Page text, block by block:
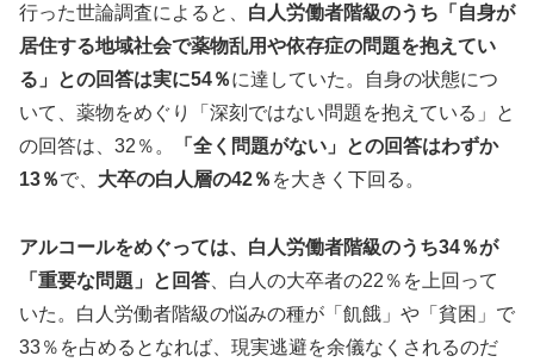
行った世論調査によると、 白人労働者階級のうち「自身が
居住する地域社会で薬物乱用や依存症の問題を抱えてい
る」との回答は実に54％に達していた。自身の状態につ
いて、薬物をめぐり「深刻ではない問題を抱えている」と
の回答は、32％。
「全く問題がない」との回答はわずか
13％で、 大卒の白人層の42％ を大きく下回る。
アルコールをめぐっては、白人労働者階級のうち34％が
「重要な問題」と回答 、白人の大卒者の22％を上回って
いた。白人労働者階級の悩みの種が「飢餓」や「貧困」で
33％を占めるとなれば、現実逃避を余儀なくされるのだ